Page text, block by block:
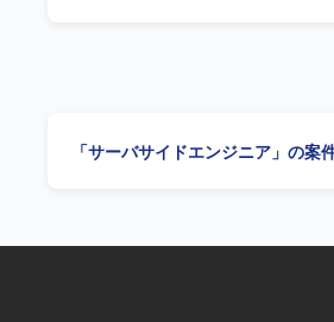
で一貫して関われるため、システ
「サーバサイドエンジニア」の案